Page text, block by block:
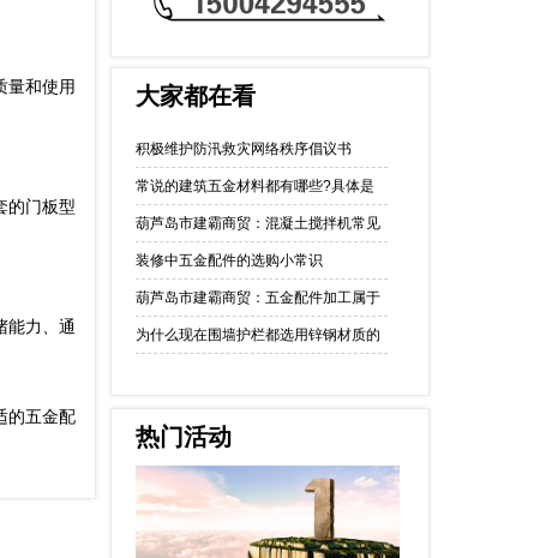
量和使用
的门板型
能力、通
的五金配
大家都在看
积极维护防汛救灾网络秩序倡议书
常说的建筑五金材料都有哪些?具体是
葫芦岛市建霸商贸：混凝土搅拌机常见
装修中五金配件的选购小常识
葫芦岛市建霸商贸：五金配件加工属于
为什么现在围墙护栏都选用锌钢材质的
热门活动